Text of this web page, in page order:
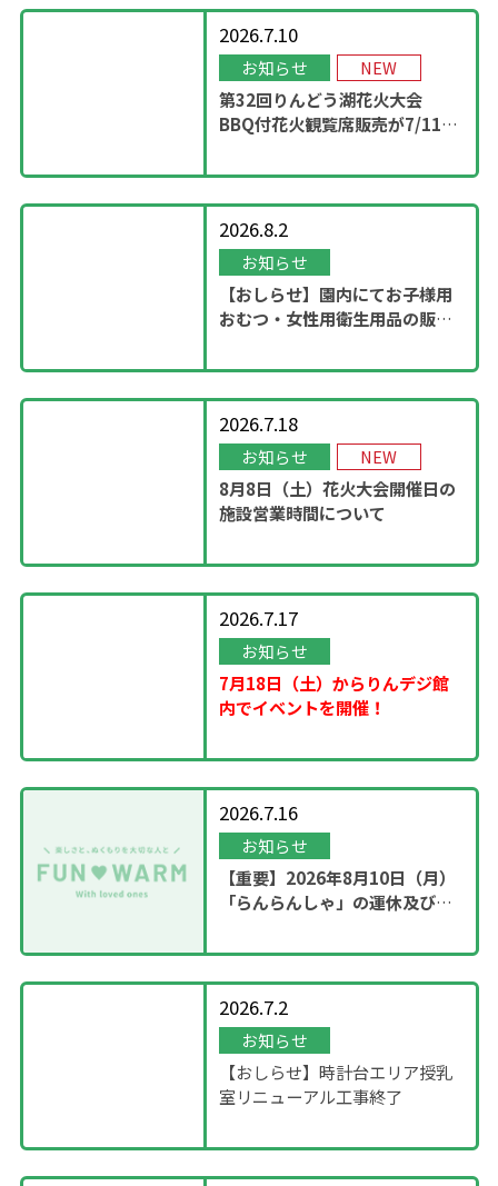
2026.7.10
お知らせ NEW
第32回りんどう湖花火大会
BBQ付花火観覧席販売が7/11
2026.8.2
お知らせ
【おしらせ】園内にてお子様用
おむつ・女性用衛生用品の販売
2026.7.18
お知らせ NEW
8月8日（土）花火大会開催日の
施設営業時間について
2026.7.17
お知らせ
7月18日（土）からりんデジ館
内でイベントを開催！
2026.7.16
お知らせ
【重要】2026年8月10日（月）
「らんらんしゃ」の運休及び園
2026.7.2
お知らせ
【おしらせ】時計台エリア授乳
室リニューアル工事終了